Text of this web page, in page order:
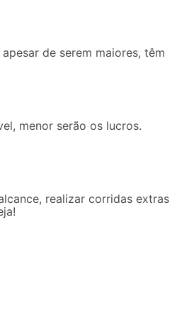
de serem maiores, têm
menor serão os lucros.
realizar corridas extras